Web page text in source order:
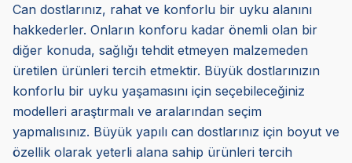
Can dostlarınız, rahat ve konforlu bir uyku alanını
hakkederler. Onların konforu kadar önemli olan bir
diğer konuda, sağlığı tehdit etmeyen malzemeden
üretilen ürünleri tercih etmektir. Büyük dostlarınızın
konforlu bir uyku yaşamasını için seçebileceğiniz
modelleri araştırmalı ve aralarından seçim
yapmalısınız. Büyük yapılı can dostlarınız için boyut ve
özellik olarak yeterli alana sahip ürünleri tercih